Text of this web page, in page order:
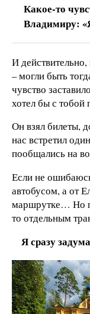
Какое-то
Владимиру:
И
– могли быть
чувство
хотел бы с тобой
Он взял билеты,
нас встретил
пообщались на
Если не
автобусом, а от
маршрутке… Но
то отдельным
Я сразу